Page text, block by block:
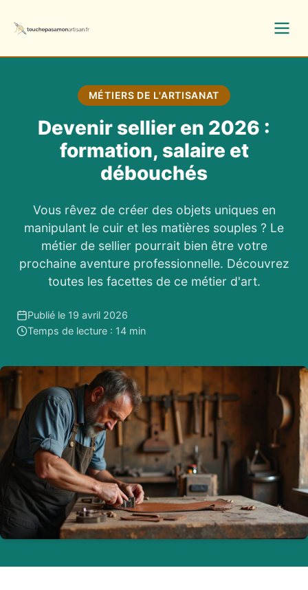
MÉTIERS DE L'ARTISANAT
Devenir sellier en 2026 :
formation, salaire et
débouchés
Vous rêvez de créer des objets uniques en
manipulant le cuir et les matières souples ? Le
métier de sellier pourrait bien être votre
prochaine aventure professionnelle. Découvrez
toutes les facettes de ce métier d'art.
Publié le 19 avril 2026
Temps de lecture : 14 min